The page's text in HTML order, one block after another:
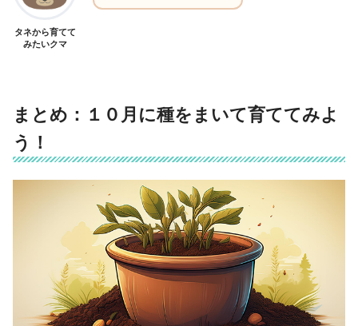
タネから育てて
みたいクマ
まとめ：１０月に種をまいて育ててみよ
う！